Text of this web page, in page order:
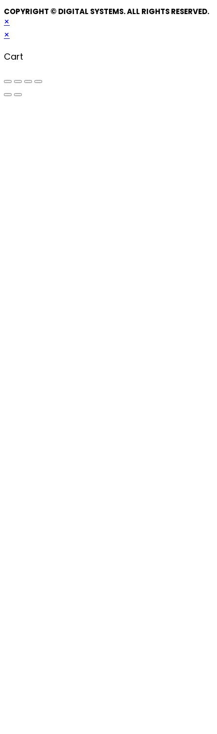
COPYRIGHT © DIGITAL SYSTEMS. ALL RIGHTS RESERVED.
×
×
Cart